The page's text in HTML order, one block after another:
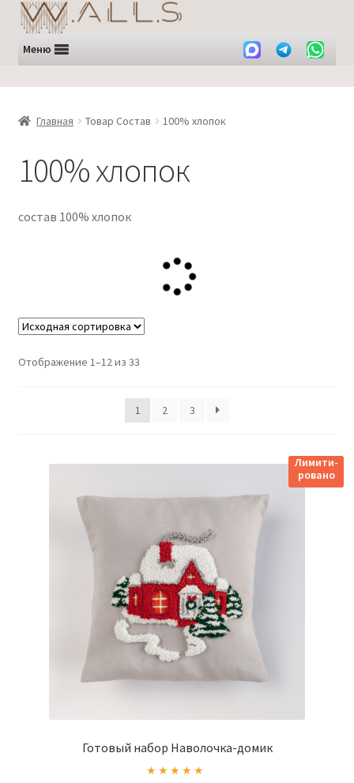
Перейти
к
навигации
Перейти
к
содержимому
Меню
Главная Товар Состав 100% хлопок
100% хлопок
состав 100% хлопок
Отображение 1–12 из 33
1 2 3
Лимити-
ровано
Готовый набор Наволочка-домик